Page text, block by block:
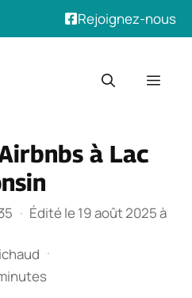
Rejoignez-nous
à Lac
· Édité le 19 août 2025 à
·